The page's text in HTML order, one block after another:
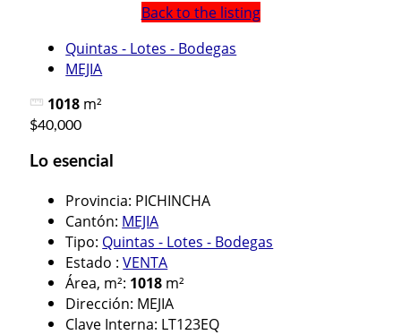
Back to the listing
Quintas - Lotes - Bodegas
MEJIA
1018 m²
$40,000
Lo esencial
Provincia: PICHINCHA
Cantón: MEJIA
Tipo: Quintas - Lotes - Bodegas
Estado : VENTA
Área, m²: 1018 m²
Dirección: MEJIA
Clave Interna: LT123EQ